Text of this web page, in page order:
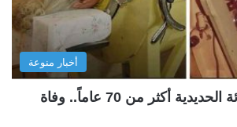
أخبار منوعة
عاشت تتنفس بالرئة الحديدية أكثر من 70 عاماً.. وفاة